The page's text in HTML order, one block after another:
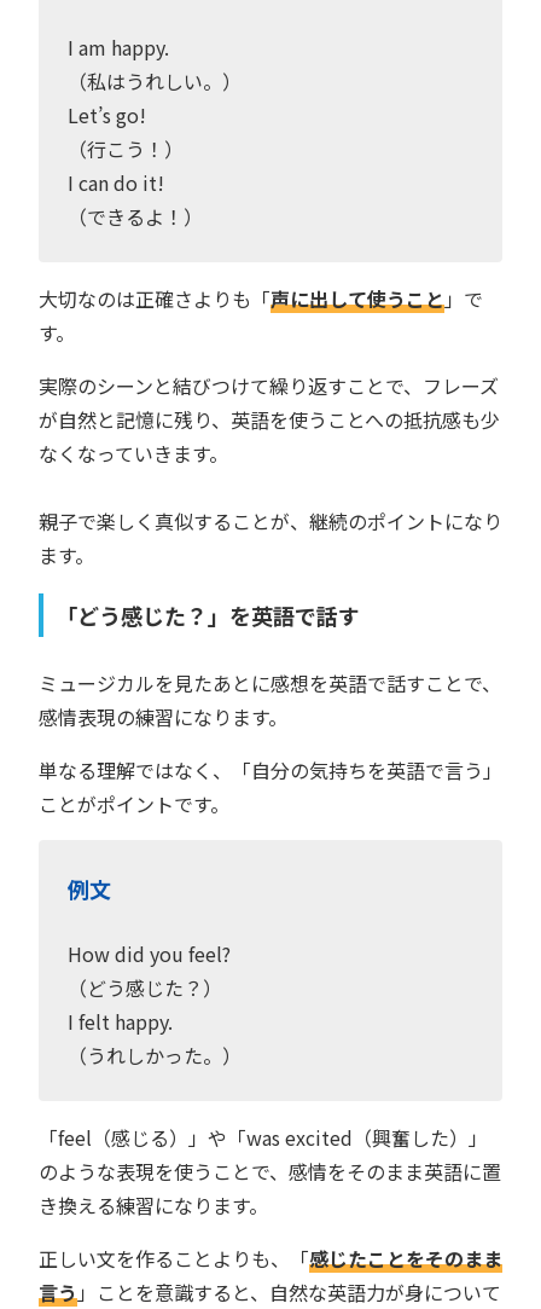
I am happy.
（私はうれしい。）
Let’s go!
（行こう！）
I can do it!
（できるよ！）
大切なのは正確さよりも「声に出して使うこと」で
す。
実際のシーンと結びつけて繰り返すことで、フレーズ
が自然と記憶に残り、英語を使うことへの抵抗感も少
なくなっていきます。
親子で楽しく真似することが、継続のポイントになり
ます。
「どう感じた？」を英語で話す
ミュージカルを見たあとに感想を英語で話すことで、
感情表現の練習になります。
単なる理解ではなく、「自分の気持ちを英語で言う」
ことがポイントです。
例文
How did you feel?
（どう感じた？）
I felt happy.
（うれしかった。）
「feel（感じる）」や「was excited（興奮した）」
のような表現を使うことで、感情をそのまま英語に置
き換える練習になります。
正しい文を作ることよりも、「感じたことをそのまま
言う」ことを意識すると、自然な英語力が身について